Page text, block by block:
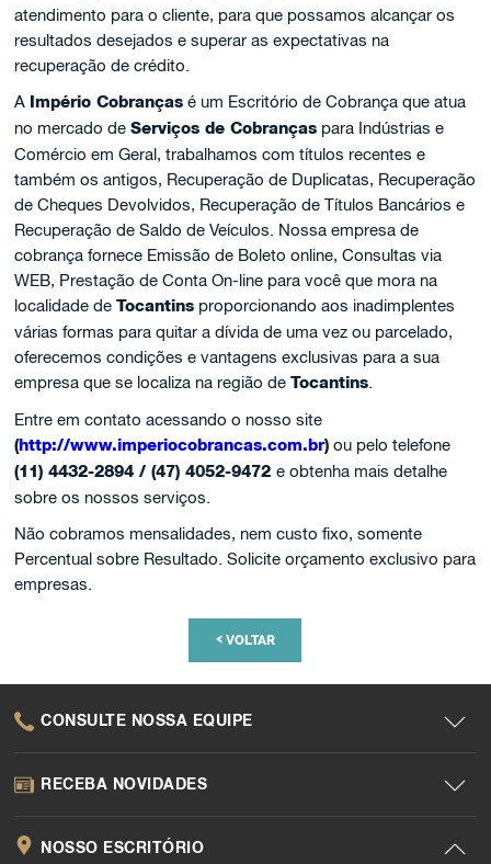
atendimento para o cliente, para que possamos alcançar os
resultados desejados e superar as expectativas na
recuperação de crédito.
A Império Cobranças é um Escritório de Cobrança que atua
no mercado deServiços de Cobranças para Indústrias e
Comércio em Geral, trabalhamos com títulos recentes e
também os antigos, Recuperação de Duplicatas, Recuperação
de Cheques Devolvidos, Recuperação de Títulos Bancários e
Recuperação de Saldo de Veículos. Nossa empresa de
cobrança fornece Emissão de Boleto online, Consultas via
WEB, Prestação de Conta On-line para você que mora na
localidade deTocantins proporcionando aos inadimplentes
várias formas para quitar a dívida de uma vez ou parcelado,
oferecemos condições e vantagens exclusivas para a sua
empresa que se localiza na região deTocantins.
Entre em contato acessando o nosso site
(http://www.imperiocobrancas.com.br) ou pelo telefone
(11) 4432-2894 / (47) 4052-9472e obtenha mais detalhe
sobre os nossos serviços.
Não cobramos mensalidades, nem custo fixo, somente
Percentual sobre Resultado. Solicite orçamento exclusivo para
empresas.
<VOLTAR
CONSULTE NOSSA EQUIPE
RECEBA NOVIDADES
NOSSO ESCRITÓRIO